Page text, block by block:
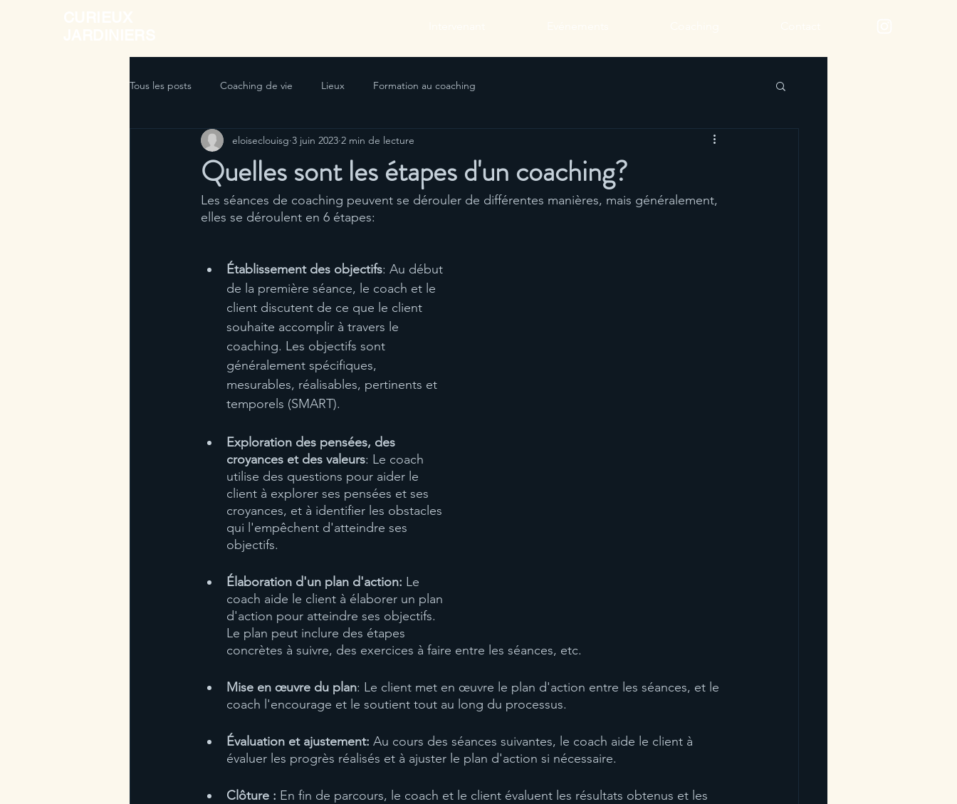
Tous les posts Coaching de vie Lieux Formation au coaching
Quelles sont les étapes d'un coaching?
eloiseclouisg 3 juin 2023 2 min de lecture
Les séances de coaching peuvent se dérouler de différentes manières, mais généralement,
elles se déroulent en 6 étapes:
Établissement des objectifs: Au début
de la première séance, le coach et le
client discutent de ce que le client
souhaite accomplir à travers le
coaching. Les objectifs sont
généralement spécifiques,
mesurables, réalisables, pertinents et
temporels (SMART).
Exploration des pensées, des
croyances et des valeurs: Le coach
utilise des questions pour aider le
client à explorer ses pensées et ses
croyances, et à identifier les obstacles
qui l'empêchent d'atteindre ses
objectifs.
Élaboration d'un plan d'action: Le
coach aide le client à élaborer un plan
d'action pour atteindre ses objectifs.
Le plan peut inclure des étapes
concrètes à suivre, des exercices à faire entre les séances, etc.
Mise en œuvre du plan: Le client met en œuvre le plan d'action entre les séances, et le
coach l'encourage et le soutient tout au long du processus.
Évaluation et ajustement: Au cours des séances suivantes, le coach aide le client à
évaluer les progrès réalisés et à ajuster le plan d'action si nécessaire.
Clôture : En fin de parcours, le coach et le client évaluent les résultats obtenus et les